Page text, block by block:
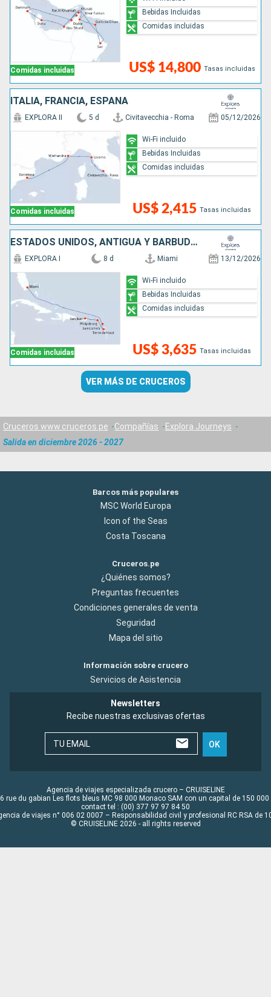
Comidas incluidas US$ 14,800 Tasas incluidas
Bebidas Incluidas
Comidas incluidas
ITALIA, FRANCIA, ESPAÑA
Comidas incluidas
EXPLORA II 5 d Civitavecchia - Roma 05/12/2026
US$ 2,415 Tasas incluidas
Wi-Fi incluido
Bebidas Incluidas
Comidas incluidas
ESTADOS UNIDOS, ANTIGUA Y BARBUDA, SAN MARTÍN, PUERTO RICO
Comidas incluidas
EXPLORA I 8 d Miami 13/12/2026
US$ 3,635 Tasas incluidas
Wi-Fi incluido
Bebidas Incluidas
Comidas incluidas
VER MÁS DE CRUCEROS
Cruceros www.cruceros.pe Compañías
Explora Journeys
Salida en diciembre 2026 - 2027
Barcos más populares
MSC World Europa
Icon of the Seas
Costa Toscana
Cruceros.pe
¿Quiénes somos?
Preguntas frecuentes
Condiciones generales de venta
Seguridad
Mapa del sitio
Información sobre crucero
Servicios de Asistencia
Newsletters
Recibe nuestras exclusivas ofertas
TU EMAIL OK
Agencia de viajes especializada crucero – CRUISELINE
rue du gabian Les flots bleus MC 98 000 Monaco SAM con un capital de 150 000
contact tel : (00) 377 97 97 84 50
de viajes n° 006 02 0007 – Responsabilidad civil y profesional RC RSA de
© CRUISELINE 2026 - all rights reserved